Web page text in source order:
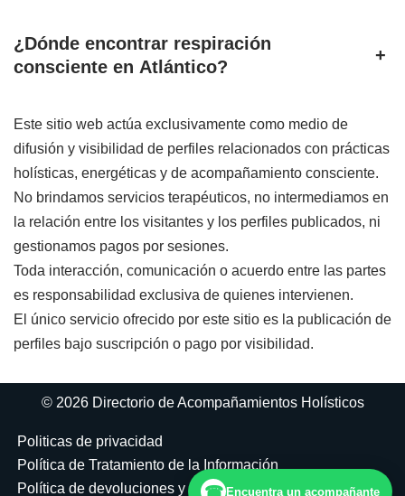
¿Dónde encontrar respiración
consciente en Atlántico?
+
Este sitio web actúa exclusivamente como medio de
difusión y visibilidad de perfiles relacionados con prácticas
holísticas, energéticas y de acompañamiento consciente.
No brindamos servicios terapéuticos, no intermediamos en
la relación entre los visitantes y los perfiles publicados, ni
gestionamos pagos por sesiones.
Toda interacción, comunicación o acuerdo entre las partes
es responsabilidad exclusiva de quienes intervienen.
El único servicio ofrecido por este sitio es la publicación de
perfiles bajo suscripción o pago por visibilidad.
© 2026 Directorio de Acompañamientos Holísticos
Politicas de privacidad
Política de Tratamiento de la Información
Política de devoluciones y reembolsos
☎ Encuentra un acompañante